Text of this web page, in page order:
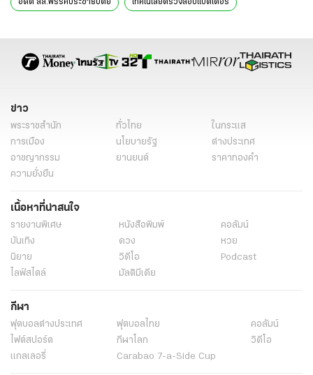
อดีต สส.พรรคประชาธิปัตย์ เทคโนโลยีตรวจสอบแบตเตอรี่
ข่าววันนี้ สงขลา ข่าวสงขลา
ข่าว
พระราชสำนัก ทั่วไทย
ในกระแส
การเมือง
นโยบายรัฐ
ต่างประเทศ
อาชญากรรม
ยานยนต์
ราคาทองคำ
ความยั่งยืน
เนื้อหาที่น่าสนใจ
รายงานพิเศษ หนังสือพิมพ์
คอลัมน์
บันเทิง
ดวง
หวย
นิยาย
วิดีโอ
Podcast
ไลฟ์สไตล์
มัลติมีเดีย
กีฬา
ฟุตบอลต่่างประเทศ ฟุตบอลไทย
คอลัมน์
ไฟต์สปอร์ต
กีฬาโลก
วิดีโอ
แกลเลอรี่
Carabao 7-a-Side Cup